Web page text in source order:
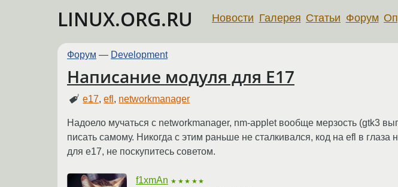
LINUX.ORG.RU Новости Галерея Статьи Форум
Форум — Development
Написание модуля для E17
e17,efl , networkmanager
Надоело мучаться с networkmanager, nm-applet вообще мерзость (gtk3
писать самому. Никогда с этим раньше не сталкивался, код на efl в глаза
для e17, не поскупитесь советом.
f1xmAn ★★★★★